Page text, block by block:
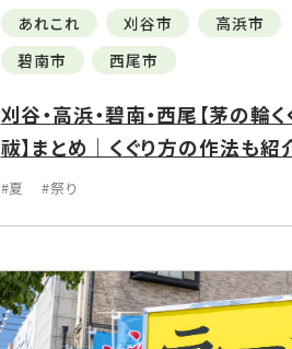
あれこれ 刈谷市
高浜市
碧南市
西尾市
刈谷・高浜・碧南・西尾【茅の輪
祓】まとめ｜くぐり方の作法も紹
#夏 #祭り